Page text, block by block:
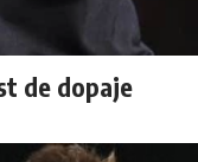
de dopaje